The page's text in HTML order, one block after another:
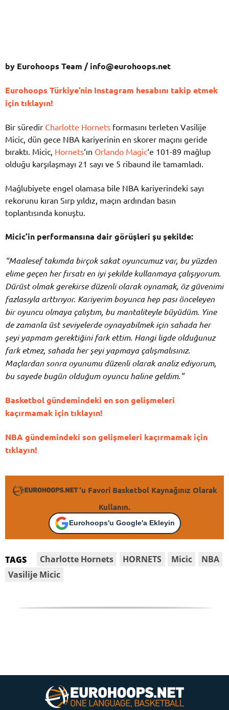
by Eurohoops Team /info@eurohoops.net
Eurohoops Türkiye’nin Instagram hesabını takip etmek
için tıklayın!
Bir süredir Charlotte Hornets formasını terleten Vasilije
Micic, dün gece NBA kariyerinin en skorer maçını geride
bıraktı. Micic, Hornets‘ın Orlando Magic‘e 101-89 mağlup
olduğu karşılaşmayı 21 sayı ve 5 ribaund ile tamamladı.
Mağlubiyete engel olamasa bile NBA kariyerindeki sayı
rekorunu kıran Sırp yıldız, maçın ardından basın
toplantısında konuştu.
Micic’in performansına dair görüşleri şu şekilde:
“Maalesef takımda birçok sakat oyuncumuz var, bu yüzden
elime geçen her fırsatı en iyi şekilde kullanmaya çalışıyorum.
Dürüst olmak gerekirse düzenli olarak oynamak, öz güvenimi
fazlasıyla arttırıyor. Kariyerimboyunca hep pası önceleyen
bir oyuncu olmaya çalıştım, bu mantaliteyle büyüdüm. Yine
de zamanla üst seviyelerde oynayabilmek için sahada her
şeyi yapmam gerektiğini fark ettim. Hangi ligde olduğunuz
fark etmez, sahada her şeyi yapmaya çalışmalısınız.
Maçlardan sonra oyunumu düzenli olarak analiz ediyorum,
bu sayede bugün olduğum oyuncu haline geldim.”
Basketbol gündemindeki en son gelişmeleri
kaçırmamak için tıklayın!
NBA gündemindeki son gelişmeleri kaçırmamak için
tıklayın!
'u Favori Basketbol Kaynağınız Olarak
Kullanın.
Eurohoops'u Google'a Ekleyin
TAGS Charlotte Hornets HORNETS Micic
NBA
Vasilije Micic